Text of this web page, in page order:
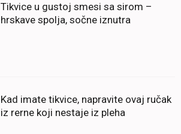
Tikvice u gustoj smesi sa sirom –
hrskave spolja, sočne iznutra
Kad imate tikvice, napravite ovaj ručak
iz rerne koji nestaje iz pleha